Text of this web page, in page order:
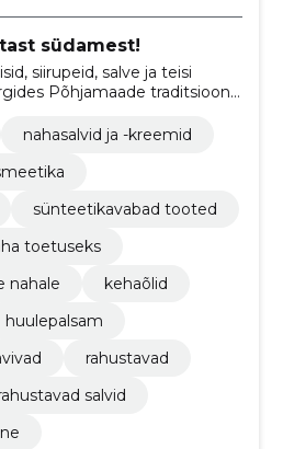
südamest!
siirupeid, salve ja teisi
Põhjamaade traditsioone
nahasalvid ja -kreemid
sünteetikavabad tooted
toetuseks
nahale
kehaõlid
huulepalsam
rahustavad
salvid